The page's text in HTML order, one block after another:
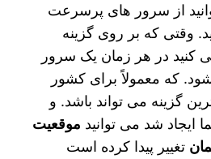
از سرور های پرسرعت
وقتی که بر روی گزینه
کنید در هر زمان یک سرور
که معمولاً برای کشور
گزینه می‌ تواند باشد. و
ایجاد شد می‌ توانید موقعیت
تغییر پیدا کرده است